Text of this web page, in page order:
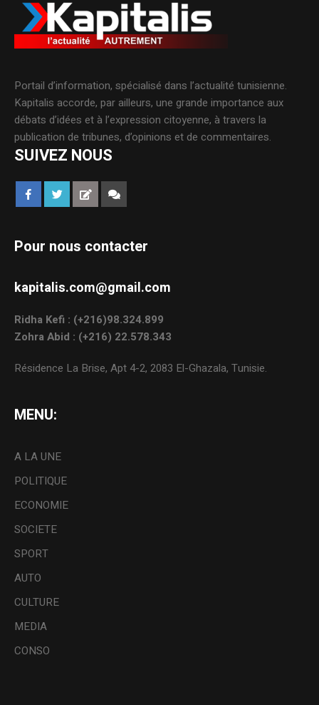
Portail d’information, spécialisé dans l’actualité tunisienne.
Kapitalis accorde, par ailleurs, une grande importance aux
débats d’idées et à l’expression citoyenne, à travers la
publication de tribunes, d’opinions et de commentaires.
SUIVEZ NOUS
Pour nous contacter
kapitalis.com@gmail.com
Ridha Kefi : (+216)98.324.899
Zohra Abid : (+216) 22.578.343
Résidence La Brise, Apt 4-2, 2083 El-Ghazala, Tunisie.
MENU:
A LA UNE
POLITIQUE
ECONOMIE
SOCIETE
SPORT
AUTO
CULTURE
MEDIA
CONSO